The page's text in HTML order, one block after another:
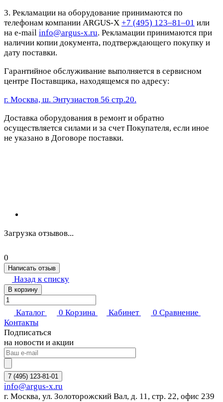
3. Рекламации на оборудование принимаются по
телефонам компании ARGUS-X +7 (495) 123–81–01 или
на e-mail info@argus-x.ru. Рекламации принимаются при
наличии копии документа, подтверждающего покупку и
дату поставки.
Гарантийное обслуживание выполняется в сервисном
центре Поставщика, находящемся по адресу:
г. Москва, ш. Энтузиастов 56 стр.20.
Доставка оборудования в ремонт и обратно
осуществляется силами и за счет Покупателя, если иное
не указано в Договоре поставки.
Загрузка отзывов...
0
Написать отзыв
Назад к списку
В корзину
Каталог 0 Корзина Кабинет 0 Сравнение
Контакты
Подписаться
на новости и акции
7 (495) 123-81-01
info@argus-x.ru
г. Москва, ул. Золоторожский Вал, д. 11, стр. 22, офис 239